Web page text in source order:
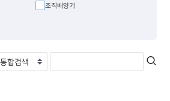
조직배양기